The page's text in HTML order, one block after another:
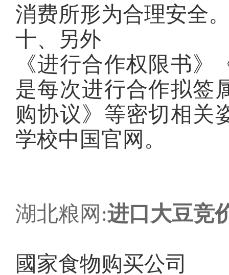
消费所形为合理安全
十、另外
《进行合作权限书
是每次进行合作拟签
购协议》等密切相关
学校中国官网。
湖北粮网:进口大豆竞
國家食物购买公司